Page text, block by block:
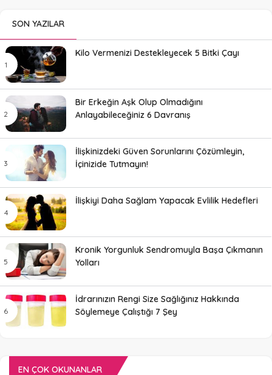
SON YAZILAR
Kilo Vermenizi Destekleyecek 5 Bitki Çayı
Bir Erkeğin Aşk Olup Olmadığını
Anlayabileceğiniz 6 Davranış
İlişkinizdeki Güven Sorunlarını Çözümleyin,
İçinizide Tutmayın!
İlişkiyi Daha Sağlam Yapacak Evlilik Hedefleri
Kronik Yorgunluk Sendromuyla Başa Çıkmanın
Yolları
İdrarınızın Rengi Size Sağlığınız Hakkında
Söylemeye Çalıştığı 7 Şey
EN ÇOK OKUNANLAR